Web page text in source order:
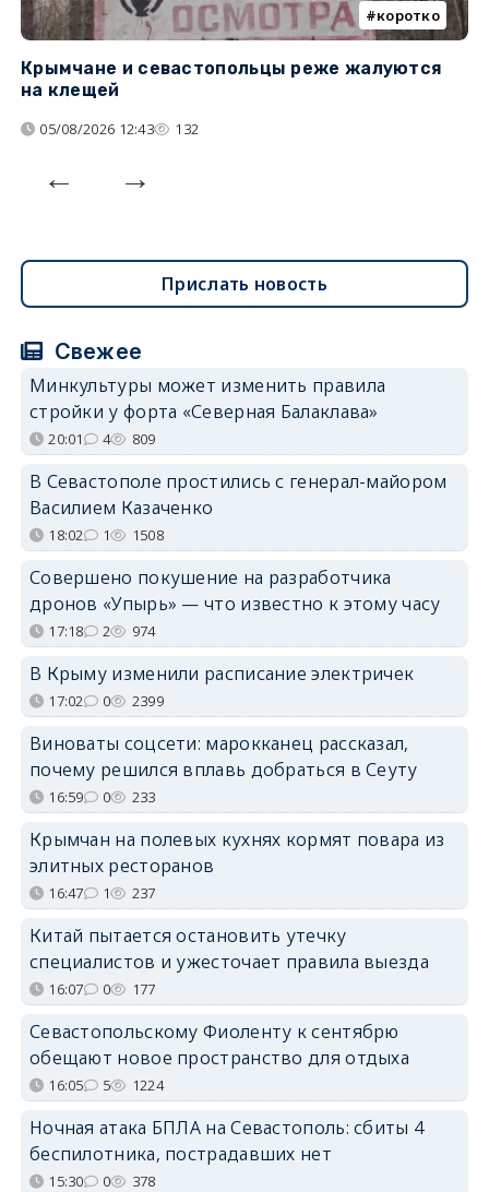
коротко
Крымчане и севастопольцы реже жалуются
на клещей
05/08/2026 12:43 132
Прислать новость
Свежее
Минкультуры может изменить правила
стройки у форта «Северная Балаклава»
20:01 4 809
В Севастополе простились с генерал-майором
Василием Казаченко
18:02 1 1508
Совершено покушение на разработчика
дронов «Упырь» — что известно к этому часу
17:18 2 974
В Крыму изменили расписание электричек
17:02 0 2399
Виноваты соцсети: марокканец рассказал,
почему решился вплавь добраться в Сеуту
16:59 0 233
Крымчан на полевых кухнях кормят повара из
элитных ресторанов
16:47 1 237
Китай пытается остановить утечку
специалистов и ужесточает правила выезда
16:07 0 177
Севастопольскому Фиоленту к сентябрю
обещают новое пространство для отдыха
16:05 5 1224
Ночная атака БПЛА на Севастополь: сбиты 4
беспилотника, пострадавших нет
15:30 0 378